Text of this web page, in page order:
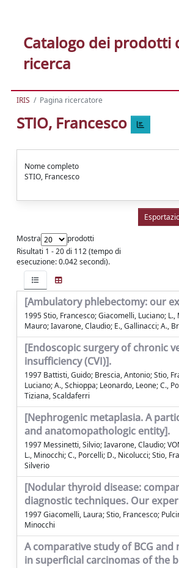
Catalogo dei prodotti
ricerca
IRIS Pagina ricercatore
STIO, Francesco
Nome completo
STIO, Francesco
Mostra
prodotti
Risultati 1 - 20 di 112 (tempo di
esecuzione: 0.042 secondi).
[Ambulatory phlebectomy: our
1995 Stio, Francesco; Giacomelli, Luciano; L.,
Mauro; Iavarone, Claudio; E., Gallinacci; A.,
[Endoscopic surgery of chronic
insufficiency (CVI)].
1997 Battisti, Guido; Brescia, Antonio; Stio,
Luciano; A., Schioppa; Leonardo, Leone; C.,
Tiziana, Scaldaferri
[Nephrogenic metaplasia. A
and anatomopathologic entity].
1997 Messinetti, Silvio; Iavarone, Claudio;
L., Minocchi; C., Porcelli; D., Nicolucci; Stio,
Silverio
[Nodular thyroid disease:
diagnostic techniques. Our
1997 Giacomelli, Laura; Stio, Francesco;
Minocchi
A comparative study of BCG and
in superficial carcinomas of the